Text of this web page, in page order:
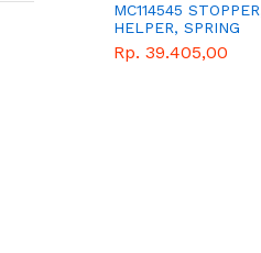
MC114545
HELPER, SPRING
Rp. 39.405,00